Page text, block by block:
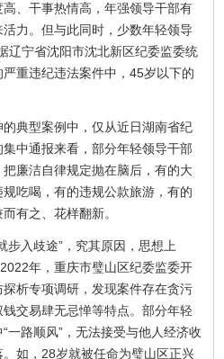
、干事热情高，年强领导干部有
力。但与此同时，少数年轻领导
辽宁省沈阳市沈北新区纪委监委统
重违纪违法案件中，45岁以下的
典型案例中，仅从近日湖南省纪
中通报来看，部分年轻领导干部
廉洁自律规定抛在脑后，有的大
吃喝，有的违规公款旅游，有的
有之、花样翻新。
入歧途”，究其原因，思想上
年，重庆市璧山区纪委监委开
析专项调研，发现案件存在贪污
交易肆无忌惮等特点。部分年轻
一路顺风”，无法接受与他人经济收
如，28岁就被任命为璧山区正兴